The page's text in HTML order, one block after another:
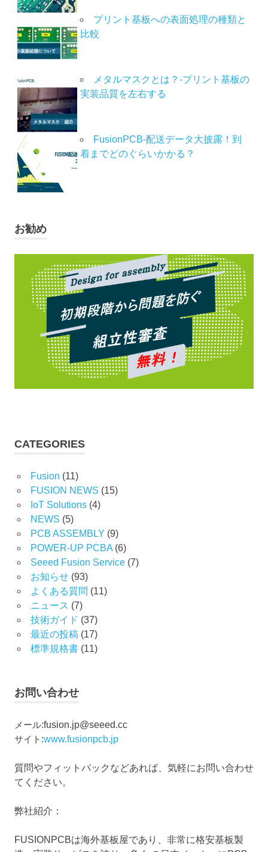
プリント基板への表面処理の種類と
比較
メタルマスクとは？-プリント基板の
実装品質を左右する
FusionPCB-配送データ大披露！到
着までどのぐらいかかる？
お勧め
CATEGORIES
Fusion (11)
FUSION NEWS (15)
IoT Solutions(4)
NEWS (5)
PCB ASSEMBLY (9)
POWER-UP PCBA(6)
Seeed Fusion Service(7)
お知らせ(93)
よくある質問 (11)
ニュース (7)
技術ガイド (37)
最近の投稿(17)
標準規格書(11)
お問い合わせ
メール:fusion.jp@seeed.cc
サイト :www.fusionpcb.jp
質問やフィットバックなどあれば、気軽にお問い合わせ
てください。
弊社紹介：
FUSIONPCBは海外基板屋であり、非常に格安基板製